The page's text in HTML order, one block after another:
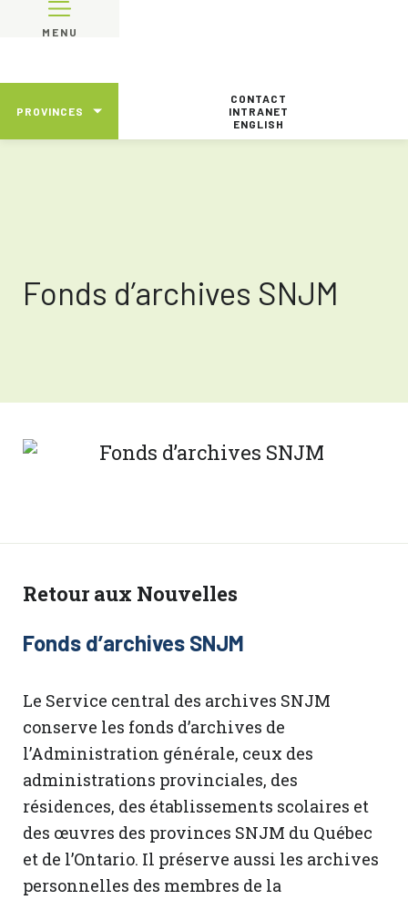
MENU
PROVINCES
CONTACT
INTRANET
ENGLISH
Fonds d’archives SNJM
Retour aux Nouvelles
Fonds d’archives SNJM
Le Service central des archives SNJM
conserve les fonds d’archives de
l’Administration générale, ceux des
administrations provinciales, des
résidences, des établissements scolaires et
des œuvres des provinces SNJM du Québec
et de l’Ontario. Il préserve aussi les archives
personnelles des membres de la